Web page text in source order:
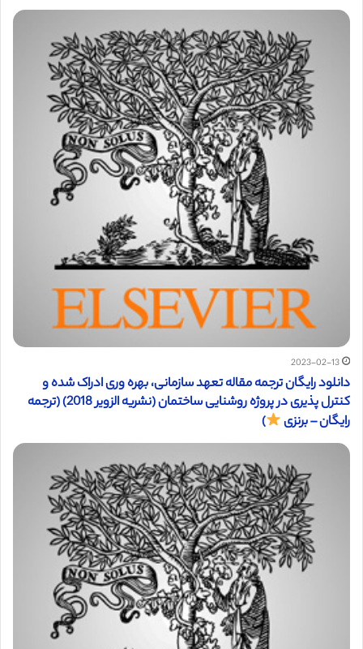
2023-02-13
دانلود رایگان ترجمه مقاله تعهد سازمانی، بهره وری ادراک شده و
کنترل پذیری در پروژه روشنایی ساختمان (نشریه الزویر 2018) (ترجمه
رایگان – برنزی
)